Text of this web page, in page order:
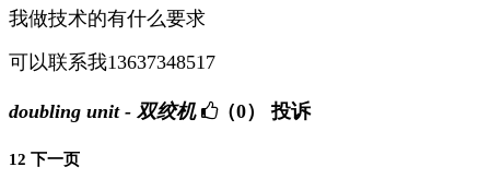
我做技术的有什么要求
可以联系我13637348517
doubling unit - 双绞机 （0） 投诉
12 下一页